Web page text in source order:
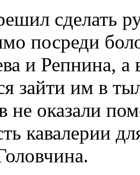
сделать
посреди
и Репнина,
зайти им в
оказали
кавалерии